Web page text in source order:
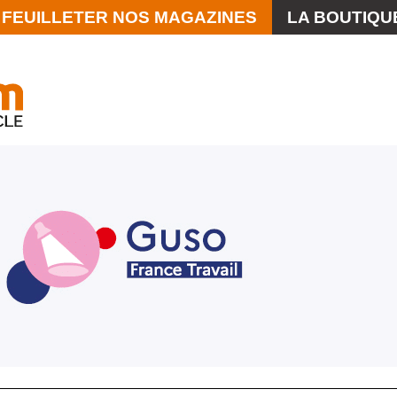
FEUILLETER NOS MAGAZINES LA